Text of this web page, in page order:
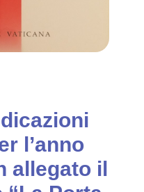
l’anno
allegato il